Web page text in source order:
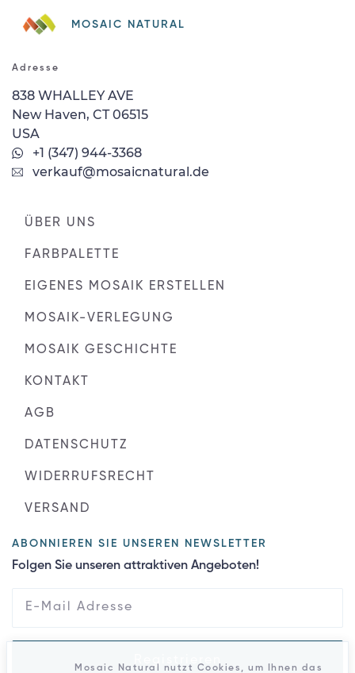
MOSAIC NATURAL
Adresse
838 WHALLEY AVE
New Haven, CT 06515
USA
+1 (347) 944-3368
verkauf@mosaicnatural.de
ÜBER UNS
FARBPALETTE
EIGENES MOSAIK ERSTELLEN
MOSAIK-VERLEGUNG
MOSAIK GESCHICHTE
KONTAKT
AGB
DATENSCHUTZ
WIDERRUFSRECHT
VERSAND
ABONNIEREN SIE UNSEREN NEWSLETTER
Folgen Sie unseren attraktiven Angeboten!
Mosaic Natural nutzt Cookies, um Ihnen das